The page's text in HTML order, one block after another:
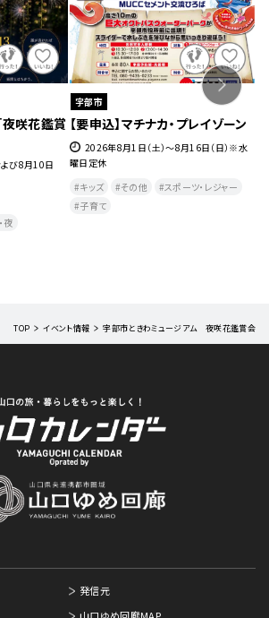
夜咲花鑑賞
び8月10日
夜​
宇部市
【要申込】マチナカ・プレイゾーン
2026年8月1日（土）～8月16日（日）※水
曜日定休
キッズ
その他
スポーツ・レジャー
子育て
TOP イベント情報 宇部市ときわミュージアム 夜咲花鑑賞会
発信元
山口ゆめ回廊MAP